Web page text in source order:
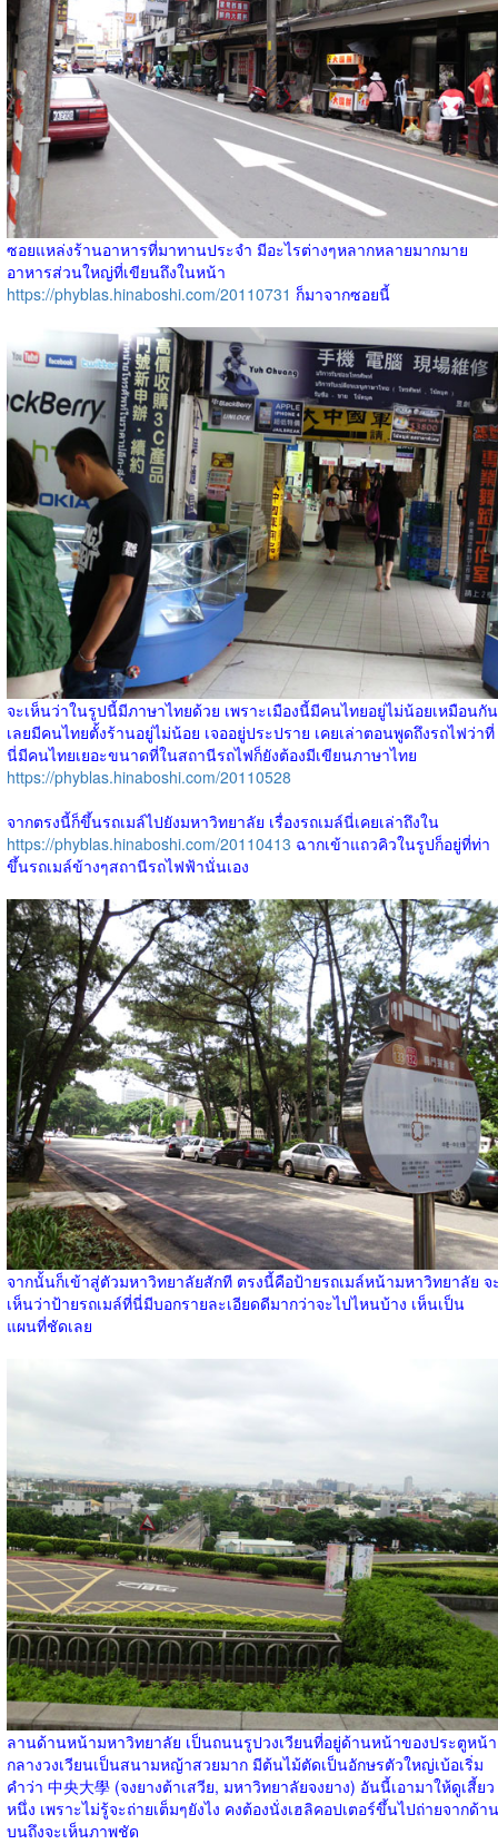
ซอยแหล่งร้านอาหารที่มาทานประจำ มีอะไรต่างๆหลากหลายมากมาย
อาหารส่วนใหญ่ที่เขียนถึงในหน้า
https://phyblas.hinaboshi.com/20110731 ก็มาจากซอยนี้
จะเห็นว่าในรูปนี้มีภาษาไทยด้วย เพราะเมืองนี้มีคนไทยอยู่ไม่น้อยเหมือนกัน
เลยมีคนไทยตั้งร้านอยู่ไม่น้อย เจออยู่ประปราย เคยเล่าตอนพูดถึงรถไฟว่าที่
นี่มีคนไทยเยอะขนาดที่ในสถานีรถไฟก็ยังต้องมีเขียนภาษาไทย
https://phyblas.hinaboshi.com/20110528
จากตรงนี้ก็ขึ้นรถเมล์ไปยังมหาวิทยาลัย เรื่องรถเมล์นี่เคยเล่าถึงใน
https://phyblas.hinaboshi.com/20110413 ฉากเข้าแถวคิวในรูปก็อยู่ที่ท่า
ขึ้นรถเมล์ข้างๆสถานีรถไฟฟ้านั่นเอง
จากนั้นก็เข้าสู่ตัวมหาวิทยาลัยสักที ตรงนี้คือป้ายรถเมล์หน้ามหาวิทยาลัย จ
เห็นว่าป้ายรถเมล์ที่นี่มีบอกรายละเอียดดีมากว่าจะไปไหนบ้าง เห็นเป็น
แผนที่ชัดเลย
ลานด้านหน้ามหาวิทยาลัย เป็นถนนรูปวงเวียนที่อยู่ด้านหน้าของประตูหน้า
กลางวงเวียนเป็นสนามหญ้าสวยมาก มีต้นไม้ตัดเป็นอักษรตัวใหญ่เบ้อเริ่ม
คำว่า 中央大學 (จงยางต้าเสวีย, มหาวิทยาลัยจงยาง) อันนี้เอามาให้ดูเสี้ยว
หนึ่ง เพราะไม่รู้จะถ่ายเต็มๆยังไง คงต้องนั่งเฮลิคอปเตอร์ขึ้นไปถ่ายจากด้าน
บนถึงจะเห็นภาพชัด